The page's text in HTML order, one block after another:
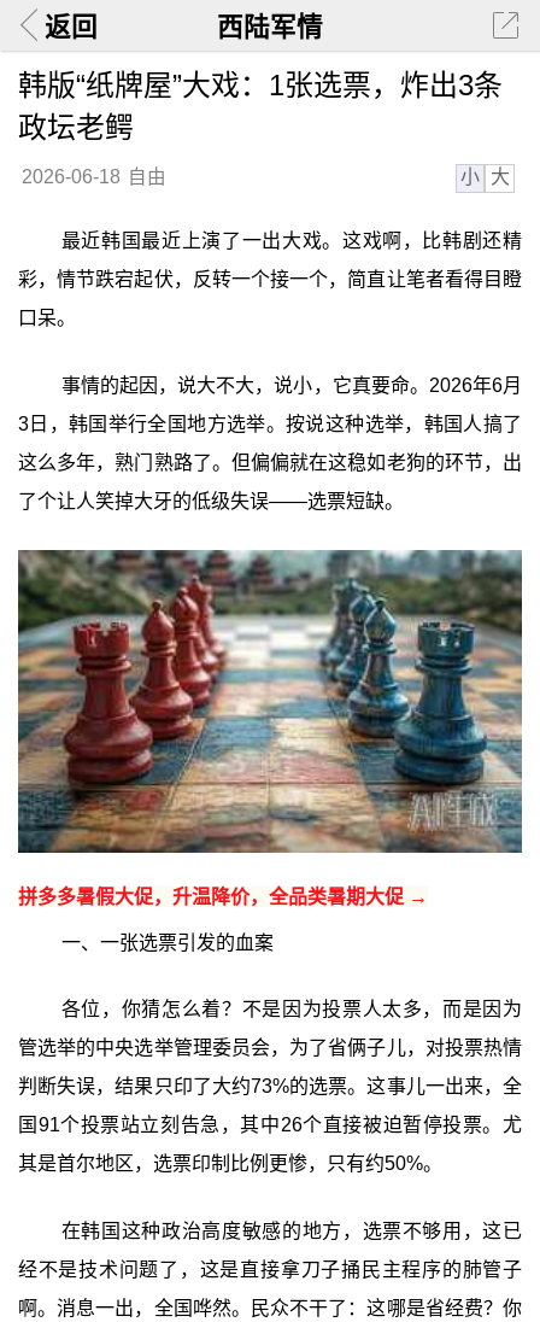
返回 西陆军情
韩版“纸牌屋”大戏：1张选票，炸出3条
政坛老鳄
2026-06-18 自由 小 大
最近韩国最近上演了一出大戏。这戏啊，比韩剧还精
彩，情节跌宕起伏，反转一个接一个，简直让笔者看得目瞪
口呆。
事情的起因，说大不大，说小，它真要命。2026年6月
3日，韩国举行全国地方选举。按说这种选举，韩国人搞了
这么多年，熟门熟路了。但偏偏就在这稳如老狗的环节，出
了个让人笑掉大牙的低级失误——选票短缺。
拼多多暑假大促，升温降价，全品类暑期大促 →
一、一张选票引发的血案
各位，你猜怎么着？不是因为投票人太多，而是因为
管选举的中央选举管理委员会，为了省俩子儿，对投票热情
判断失误，结果只印了大约73%的选票。这事儿一出来，全
国91个投票站立刻告急，其中26个直接被迫暂停投票。尤
其是首尔地区，选票印制比例更惨，只有约50%。
在韩国这种政治高度敏感的地方，选票不够用，这已
经不是技术问题了，这是直接拿刀子捅民主程序的肺管子
啊。消息一出，全国哗然。民众不干了：这哪是省经费？你